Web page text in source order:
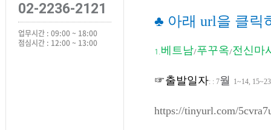
02-2236-2121
업무시간 : 09:00 ~ 18:00
점심시간 : 12:00 ~ 13:00
♣ 아래 url을 클릭
1. 베트남/푸꾸옥/전신마
☞출발일자: : 7월 1~14, 15~23
https://tinyurl.com/